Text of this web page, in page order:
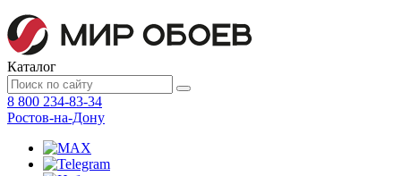
Каталог
8 800 234-83-34
Ростов-на-Дону